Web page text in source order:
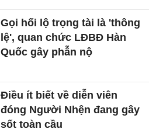
Gọi hối lộ trọng tài là 'thông
lệ', quan chức LĐBĐ Hàn
Quốc gây phẫn nộ
Điều ít biết về diễn viên
đóng Người Nhện đang gây
sốt toàn cầu